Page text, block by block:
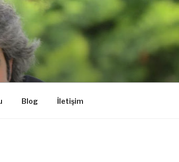
Blog İletişim